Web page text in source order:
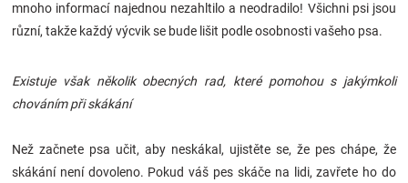
mnoho informací najednou nezahltilo a neodradilo! Všichni psi jsou
různí, takže každý výcvik se bude lišit podle osobnosti vašeho psa.
Existuje však několik obecných rad, které pomohou s jakýmkoli
chováním při skákání
Než začnete psa učit, aby neskákal, ujistěte se, že pes chápe, že
skákání není dovoleno. Pokud váš pes skáče na lidi, zavřete ho do